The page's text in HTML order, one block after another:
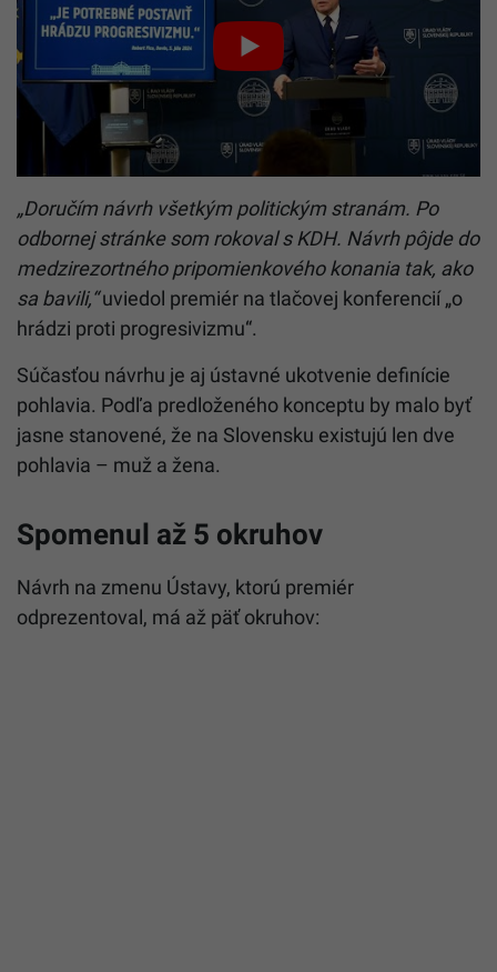
„Doručím návrh všetkým politickým stranám. Po
odbornej stránke som rokoval s KDH. Návrh pôjde do
medzirezortného pripomienkového konania tak, ako
sa bavili,“uviedol premiér na tlačovej konferencií „o
hrádzi proti progresivizmu“.
Súčasťou návrhu je aj ústavné ukotvenie definície
pohlavia. Podľa predloženého konceptu by malo byť
jasne stanovené, že na Slovensku existujú len dve
pohlavia – muž a žena.
Spomenul až 5 okruhov
Návrh na zmenu Ústavy, ktorú premiér
odprezentoval, má až päť okruhov: